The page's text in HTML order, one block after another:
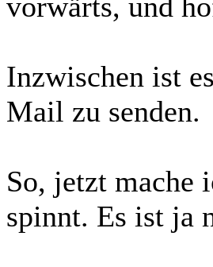
Inzwischen ist
Mail zu senden.
So, jetzt mache
spinnt. Es ist ja